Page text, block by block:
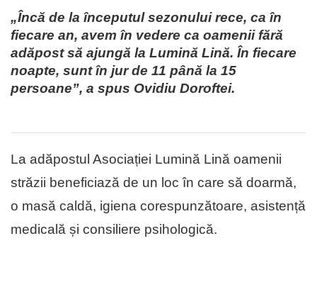
„Încă de la începutul sezonului rece, ca în
fiecare an, avem în vedere ca oamenii fără
adăpost să ajungă la Lumină Lină. În fiecare
noapte, sunt în jur de 11 până la 15
persoane”, a spus Ovidiu Doroftei.
La adăpostul Asociației Lumină Lină oamenii
străzii beneficiază de un loc în care să doarmă,
o masă caldă, igiena corespunzătoare, asistență
medicală și consiliere psihologică.